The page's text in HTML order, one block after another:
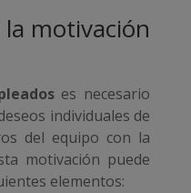
motivación
es necesario
individuales de
del equipo con la
motivación puede
elementos: